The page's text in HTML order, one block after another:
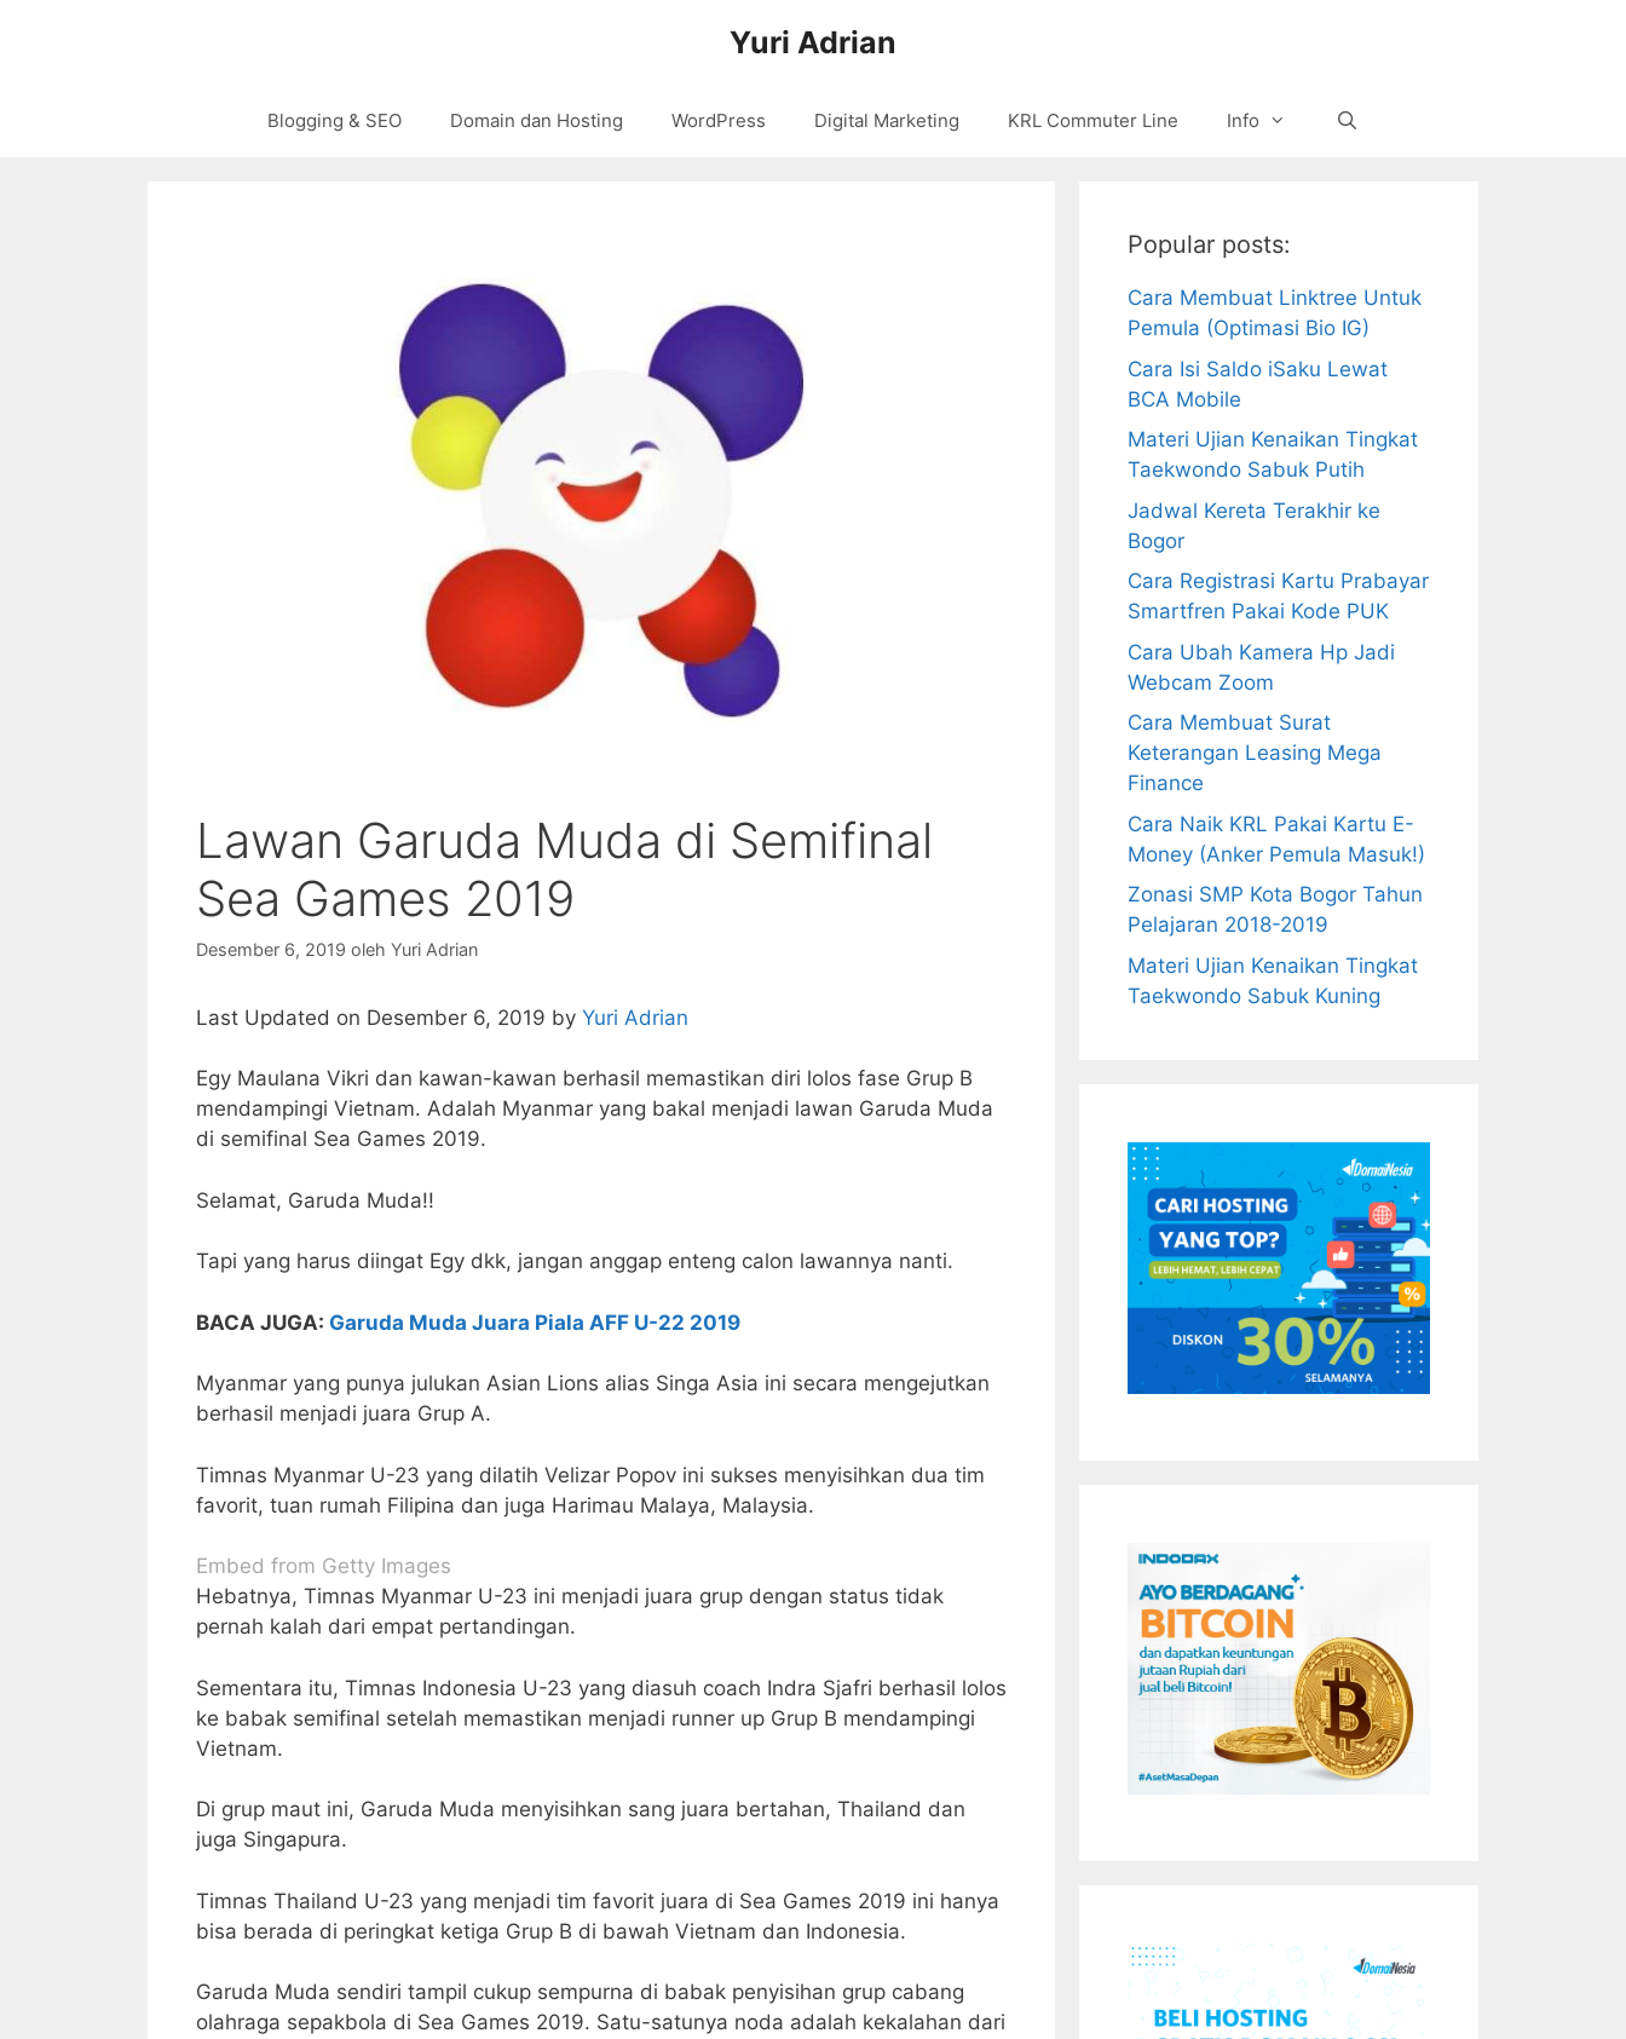
Yuri Adrian
Blogging & SEO Domain dan Hosting WordPress Digital Marketing KRL Commuter Line Info
Lawan Garuda Muda di Semifinal
Sea Games 2019
Desember 6, 2019 oleh Yuri Adrian
Last Updated on Desember 6, 2019 by Yuri Adrian
Egy Maulana Vikri dan kawan-kawan berhasil memastikan diri lolos fase Grup B
mendampingi Vietnam. Adalah Myanmar yang bakal menjadi lawan Garuda Muda
di semifinal Sea Games 2019.
Selamat, Garuda Muda!!
Tapi yang harus diingat Egy dkk, jangan anggap enteng calon lawannya nanti.
BACA JUGA: Garuda Muda Juara Piala AFF U-22 2019
Myanmar yang punya julukan Asian Lions alias Singa Asia ini secara mengejutkan
berhasil menjadi juara Grup A.
Timnas Myanmar U-23 yang dilatih Velizar Popov ini sukses menyisihkan dua tim
favorit, tuan rumah Filipina dan juga Harimau Malaya, Malaysia.
Embed from Getty Images
Hebatnya, Timnas Myanmar U-23 ini menjadi juara grup dengan status tidak
pernah kalah dari empat pertandingan.
Sementara itu, Timnas Indonesia U-23 yang diasuh coach Indra Sjafri berhasil lolos
ke babak semifinal setelah memastikan menjadi runner up Grup B mendampingi
Vietnam.
Di grup maut ini, Garuda Muda menyisihkan sang juara bertahan, Thailand dan
juga Singapura.
Timnas Thailand U-23 yang menjadi tim favorit juara di Sea Games 2019 ini hanya
bisa berada di peringkat ketiga Grup B di bawah Vietnam dan Indonesia.
Garuda Muda sendiri tampil cukup sempurna di babak penyisihan grup cabang
olahraga sepakbola di Sea Games 2019. Satu-satunya noda adalah kekalahan dari
Popular posts:
Cara Membuat Linktree Untuk
Pemula (Optimasi Bio IG)
Cara Isi Saldo iSaku Lewat
BCA Mobile
Materi Ujian Kenaikan Tingkat
Taekwondo Sabuk Putih
Jadwal Kereta Terakhir ke
Bogor
Cara Registrasi Kartu Prabayar
Smartfren Pakai Kode PUK
Cara Ubah Kamera Hp Jadi
Webcam Zoom
Cara Membuat Surat
Keterangan Leasing Mega
Finance
Cara Naik KRL Pakai Kartu E-
Money (Anker Pemula Masuk!)
Zonasi SMP Kota Bogor Tahun
Pelajaran 2018-2019
Materi Ujian Kenaikan Tingkat
Taekwondo Sabuk Kuning